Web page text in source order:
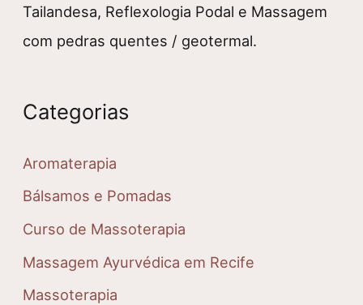
Tailandesa, Reflexologia Podal e Massagem
com pedras quentes / geotermal.
Categorias
Aromaterapia
Bálsamos e Pomadas
Curso de Massoterapia
Massagem Ayurvédica em Recife
Massoterapia